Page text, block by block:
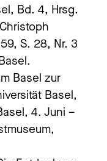
Bd. 4, Hrsg.
S. 28, Nr. 3
Basel zur
Basel,
4. Juni –